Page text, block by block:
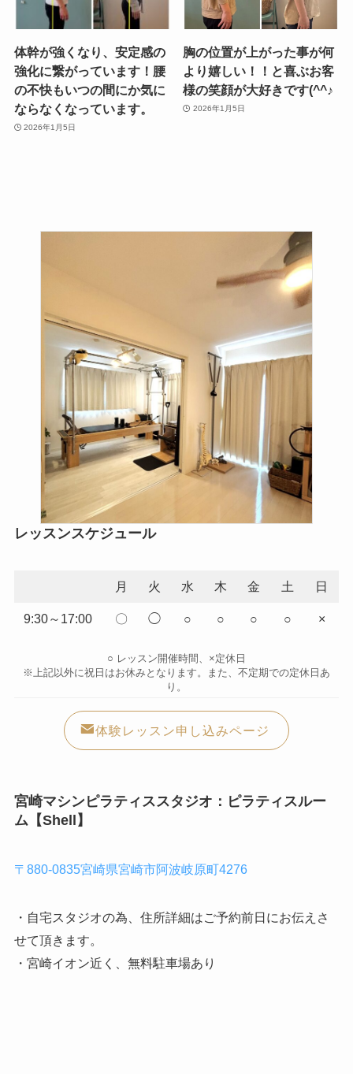
体幹が強くなり、安定感の
強化に繋がっています！腰
の不快もいつの間にか気に
ならなくなっています。
2026年1月5日
胸の位置が上がった事が何
より嬉しい！！と喜ぶお客
様の笑顔が大好きです(^^♪
2026年1月5日
レッスンスケジュール
月 火 水 木 金 土 日
9:30～17:00 〇 ◯ ○ ○ ○ ○ ×
○ レッスン開催時間、×定休日
※上記以外に祝日はお休みとなります。また、不定期での定休日あ
り。
体験レッスン申し込みページ
宮崎マシンピラティススタジオ：ピラティスルー
ム【Shell】
〒880-0835宮崎県宮崎市阿波岐原町4276
・自宅スタジオの為、住所詳細はご予約前日にお伝えさ
せて頂きます。
・宮崎イオン近く、無料駐車場あり